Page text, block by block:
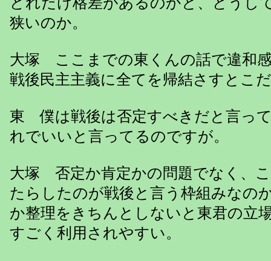
狭いのか。
大塚 ここまでの東くんの話で違和
戦後民主主義に全てを帰結さすとこ
東 僕は戦後は否定すべきだと言っ
れでいいと言ってるのですが。
大塚 否定か肯定かの問題でなく、
たらしたのが戦後と言う枠組みなの
か整理をきちんとしないと東君の立
すごく利用されやすい。